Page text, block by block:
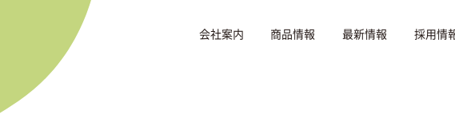
会社案内 商品情報 最新情報 採用情